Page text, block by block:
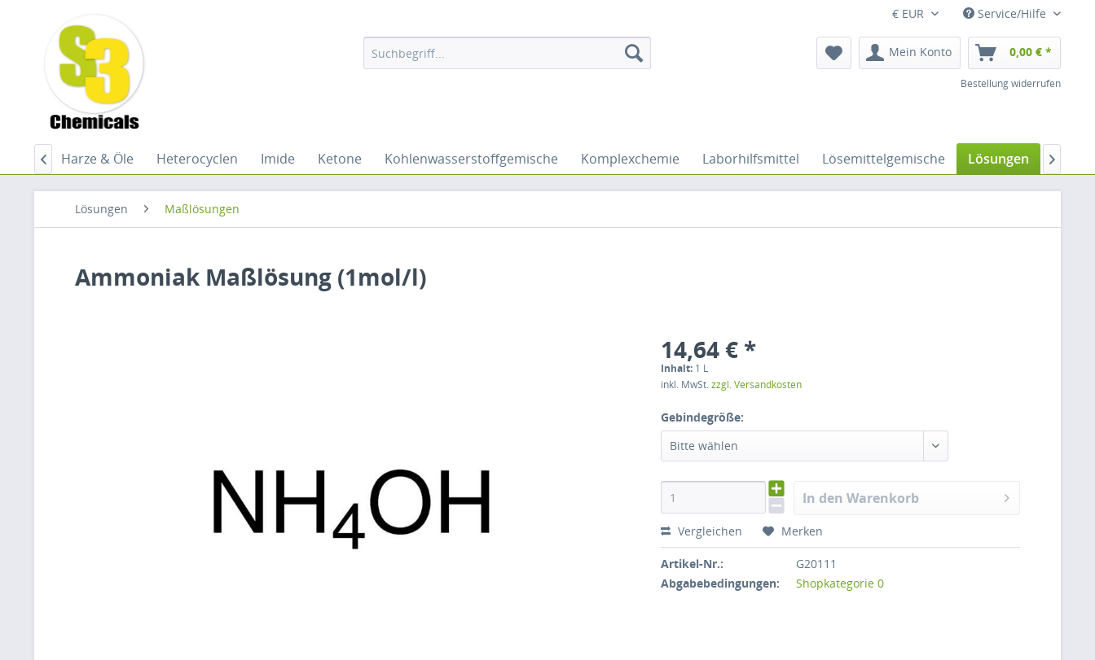
€ EUR Service/Hilfe
Mein Konto 0,00 € *
Bestellung widerrufen
Harze & Öle Heterocyclen Imide Ketone Kohlenwasserstoffgemische Komplexchemie Laborhilfsmittel Lösemittelgemische Lösungen Nitrile
 
Lösungen Maßlösungen
Ammoniak Maßlösung (1mol/l)
14,64 € *
Inhalt: 1 L
inkl. MwSt.zzgl. Versandkosten
Gebindegröße:
Bitte wählen
In den Warenkorb
Vergleichen Merken
Artikel-Nr.:
G20111
Abgabebedingungen:
Shopkategorie 0